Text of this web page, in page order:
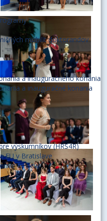
mobilít doktorandov
a inauguračného konania
a inauguračné konania
výskumníkov (HRS4R)
EU v Bratislave
Review